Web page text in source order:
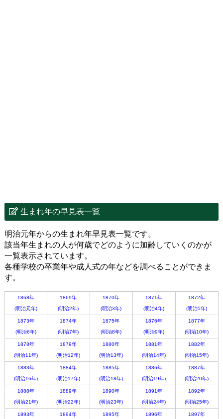
生まれ年の早見表一覧
明治元年からの生まれ年早見表一覧です。
該当年生まれの人が何歳でどのように加齢していくのかが
一覧表示されています。
各種学校の卒業年や成人式の年などを調べることができま
す。
1868年
(明治元年)
1869年
(明治2年)
1870年
(明治3年)
1871年
(明治4年)
1872年
(明治5年)
1873年
(明治6年)
1874年
(明治7年)
1875年
(明治8年)
1876年
(明治9年)
1877年
(明治10年)
1878年
(明治11年)
1879年
(明治12年)
1880年
(明治13年)
1881年
(明治14年)
1882年
(明治15年)
1883年
(明治16年)
1884年
(明治17年)
1885年
(明治18年)
1886年
(明治19年)
1887年
(明治20年)
1888年
(明治21年)
1889年
(明治22年)
1890年
(明治23年)
1891年
(明治24年)
1892年
(明治25年)
1893年 1894年 1895年 1896年 1897年